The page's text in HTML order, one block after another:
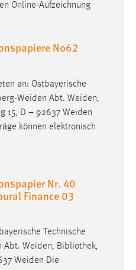
Online-Aufzeichnung
No62
an: Ostbayerische
Weiden Abt. Weiden,
15, D – 92637 Weiden
können elektronisch
Nr. 40
Finance 03
Technische
Abt. Weiden, Bibliothek,
Weiden Die
mibew_locale, mibew-
nutzen zu können.